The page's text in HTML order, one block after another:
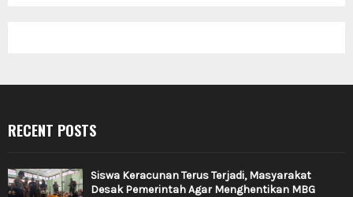
RECENT POSTS
Siswa Keracunan Terus Terjadi, Masyarakat
Desak Pemerintah Agar Menghentikan MBG